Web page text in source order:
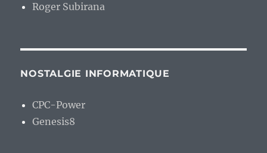
Roger Subirana
NOSTALGIE INFORMATIQUE
CPC-Power
Genesis8